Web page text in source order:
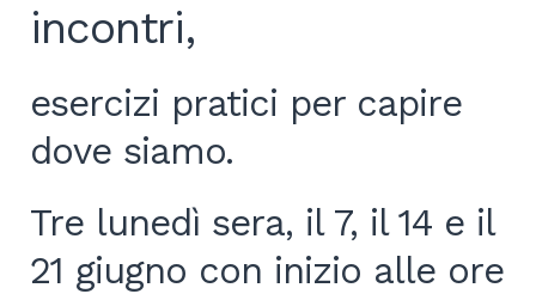
incontri,
esercizi pratici per capire
dove siamo.
Tre lunedì sera, il 7, il 14 e il
21 giugno con inizio alle ore